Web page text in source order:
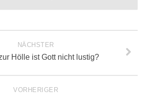
NÄCHSTER
Hölle ist Gott nicht lustig?
VORHERIGER